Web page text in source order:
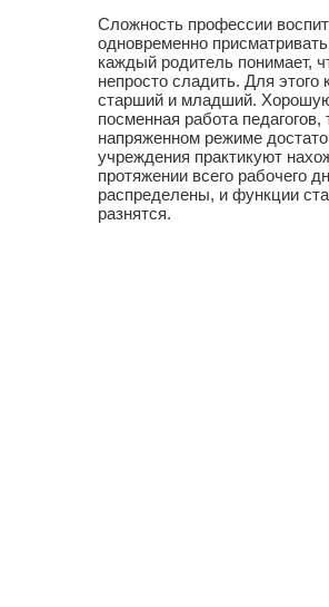
Сложность профессии
одновременно
каждый родитель понимает,
непросто сладить. Для этого
старший и младший. Хорошую
посменная работа
напряженном режиме
учреждения практикуют
протяжении всего рабочего
распределены, и функции
разнятся.